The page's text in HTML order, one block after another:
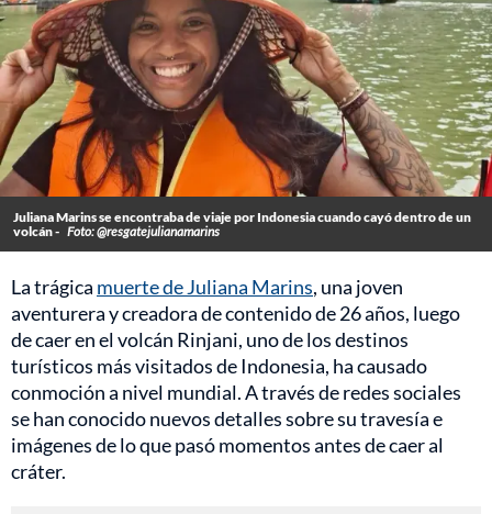
Juliana Marins se encontraba de viaje por Indonesia cuando cayó dentro de un
volcán - Foto: @resgatejulianamarins
La trágica muerte de Juliana Marins, una joven
aventurera y creadora de contenido de 26 años, luego
de caer en el volcán Rinjani, uno de los destinos
turísticos más visitados de Indonesia, ha causado
conmoción a nivel mundial. A través de redes sociales
se han conocido nuevos detalles sobre su travesía e
imágenes de lo que pasó momentos antes de caer al
cráter.